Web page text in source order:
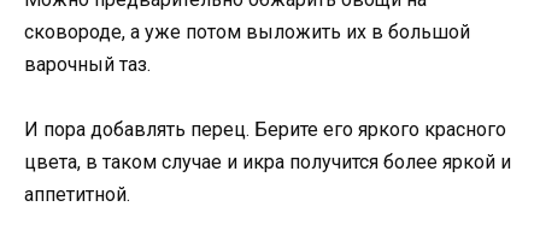
сковороде, а уже потом выложить их в большой
варочный таз.
И пора добавлять перец. Берите его яркого красного
цвета, в таком случае и икра получится более яркой и
аппетитной.